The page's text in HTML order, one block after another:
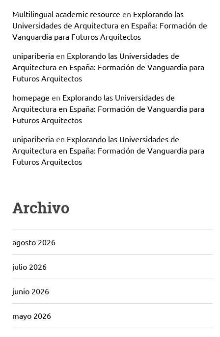
Multilingual academic resource en Explorando las
Universidades de Arquitectura en España: Formación de
Vanguardia para Futuros Arquitectos
unipariberia en Explorando las Universidades de
Arquitectura en España: Formación de Vanguardia para
Futuros Arquitectos
homepage en Explorando las Universidades de
Arquitectura en España: Formación de Vanguardia para
Futuros Arquitectos
unipariberia en Explorando las Universidades de
Arquitectura en España: Formación de Vanguardia para
Futuros Arquitectos
Archivo
agosto 2026
julio 2026
junio 2026
mayo 2026